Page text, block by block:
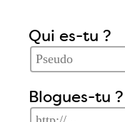
Qui es-tu ?
Blogues-tu ?